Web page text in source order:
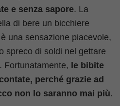
e senza sapore. La
di bere un bicchiere
una sensazione piacevole,
spreco di soldi nel gettare
Fortunatamente, le bibite
perché grazie ad
non lo saranno mai più.